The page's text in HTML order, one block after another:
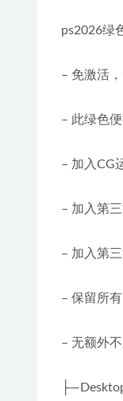
ps2026绿
– 免激活
– 此绿色
– 加入CG
– 加入第
– 加入第
– 保留所
– 无额外